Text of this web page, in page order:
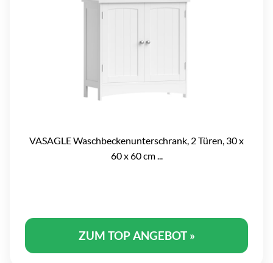
VASAGLE Waschbeckenunterschrank, 2 Türen, 30 x
60 x 60 cm ...
ZUM TOP ANGEBOT »